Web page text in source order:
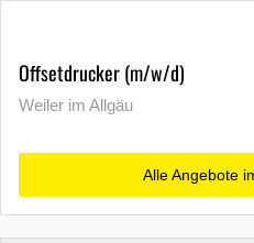
Offsetdrucker (m/w/d)
Weiler im Allgäu
Alle Angebote